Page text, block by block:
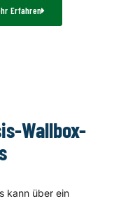
Erfahren
Wallbox-
kann über ein